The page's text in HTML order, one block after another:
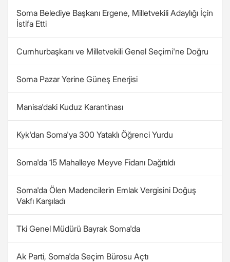
Soma Belediye Başkanı Ergene, Milletvekili Adaylığı İçin
İstifa Etti
Cumhurbaşkanı ve Milletvekili Genel Seçimi'ne Doğru
Soma Pazar Yerine Güneş Enerjisi
Manisa'daki Kuduz Karantinası
Kyk'dan Soma'ya 300 Yataklı Öğrenci Yurdu
Soma'da 15 Mahalleye Meyve Fidanı Dağıtıldı
Soma'da Ölen Madencilerin Emlak Vergisini Doğuş
Vakfı Karşıladı
Tki Genel Müdürü Bayrak Soma'da
Ak Parti, Soma'da Seçim Bürosu Açtı